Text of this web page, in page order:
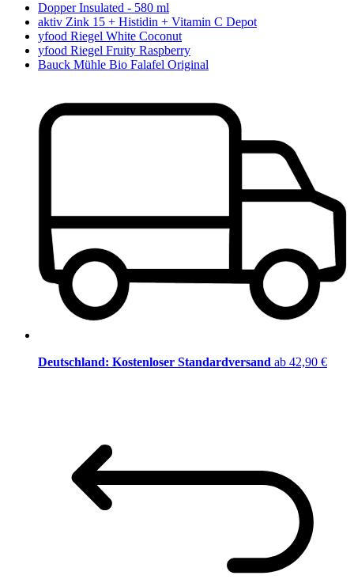
Dopper Insulated - 580 ml
aktiv Zink 15 + Histidin + Vitamin C Depot
yfood Riegel White Coconut
yfood Riegel Fruity Raspberry
Bauck Mühle Bio Falafel Original
Deutschland: Kostenloser Standardversand ab 42,90 €